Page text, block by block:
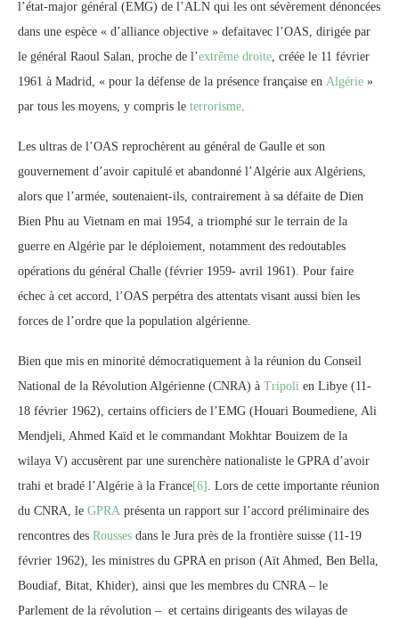
l’état-major général (EMG) de l’ALN qui les ont sévèrement dénoncées
dans une espèce « d’alliance objective » defaitavec l’OAS, dirigée par
le général Raoul Salan, proche de l’extrême droite, créée le 11 février
1961 à Madrid, « pour la défense de la présence française en Algérie »
par tous les moyens, y compris le terrorisme.
Les ultras de l’OAS reprochèrent au général de Gaulle et son
gouvernement d’avoir capitulé et abandonné l’Algérie aux Algériens,
alors que l’armée, soutenaient-ils, contrairement à sa défaite de Dien
Bien Phu au Vietnam en mai 1954, a triomphé sur le terrain de la
guerre en Algérie par le déploiement, notamment des redoutables
opérations du général Challe (février 1959- avril 1961). Pour faire
échec à cet accord, l’OAS perpétra des attentats visant aussi bien les
forces de l’ordre que la population algérienne.
Bien que mis en minorité démocratiquement à la réunion du Conseil
National de la Révolution Algérienne (CNRA) à Tripoli en Libye (11-
18 février 1962), certains officiers de l’EMG (Houari Boumediene, Ali
Mendjeli, Ahmed Kaïd et le commandant Mokhtar Bouizem de la
wilaya V) accusèrent par une surenchère nationaliste le GPRA d’avoir
trahi et bradé l’Algérie à la France[6] . Lors de cette importante réunion
du CNRA, le GPRA présenta un rapport sur l’accord préliminaire des
rencontres des Rousses dans le Jura près de la frontière suisse (11-19
février 1962), les ministres du GPRA en prison (Aït Ahmed, Ben Bella,
Boudiaf, Bitat, Khider), ainsi que les membres du CNRA – le
Parlement de la révolution – et certains dirigeants des wilayas de